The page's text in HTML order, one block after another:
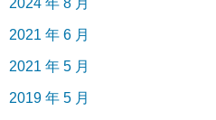
2024 年 8 月
2021 年 6 月
2021 年 5 月
2019 年 5 月